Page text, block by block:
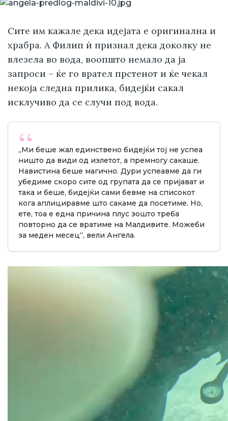
Сите им кажале дека идејата е оригинална и
храбра. А Филип ѝ признал дека доколку не
влезела во вода, воопшто немало да ја
запроси – ќе го врател прстенот и ќе чекал
некоја следна прилика, бидејќи сакал
исклучиво да се случи под вода.
„Ми беше жал единствено бидејќи тој не успеа
ништо да види од излетот, а премногу сакаше.
Навистина беше магично. Дури успеавме да ги
убедиме скоро сите од групата да се пријават и
така и беше, бидејќи сами бевме на списокот
кога аплициравме што сакаме да посетиме. Но,
ете, тоа е една причина плус зошто треба
повторно да се вратиме на Малдивите. Можеби
за меден месец“, вели Ангела.